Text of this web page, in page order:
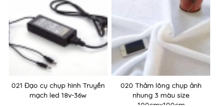
021 Đạo cụ chụp hình Truyền
mạch led 18v-36w
020 Thảm lông chụp ảnh
nhung 3 màu size
100cmx100cm